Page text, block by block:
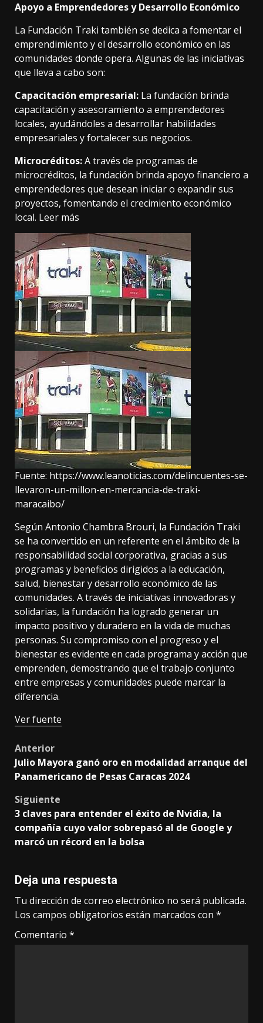
Apoyo a Emprendedores y Desarrollo Económico
La Fundación Traki también se dedica a fomentar el
emprendimiento y el desarrollo económico en las
comunidades donde opera. Algunas de las iniciativas
que lleva a cabo son:
Capacitación empresarial: La fundación brinda
capacitación y asesoramiento a emprendedores
locales, ayudándoles a desarrollar habilidades
empresariales y fortalecer sus negocios.
Microcréditos:A través de programas de
microcréditos, la fundación brinda apoyo financiero a
emprendedores que desean iniciar o expandir sus
proyectos, fomentando el crecimiento económico
local. Leer más
Fuente: https://www.leanoticias.com/delincuentes-se-
llevaron-un-millon-en-mercancia-de-traki-
maracaibo/
Según Antonio Chambra Brouri, la Fundación Traki
se ha convertido en un referente en el ámbito de la
responsabilidad social corporativa, gracias a sus
programas y beneficios dirigidos a la educación,
salud, bienestar y desarrollo económico de las
comunidades. A través de iniciativas innovadoras y
solidarias, la fundación ha logrado generar un
impacto positivo y duradero en la vida de muchas
personas. Su compromiso con el progreso y el
bienestar es evidente en cada programa y acción que
emprenden, demostrando que el trabajo conjunto
entre empresas y comunidades puede marcar la
diferencia.
Ver fuente
Post
navigation
Anterior
Julio Mayora ganó oro en modalidad arranque del
Panamericano de Pesas Caracas 2024
Siguiente
3 claves para entender el éxito de Nvidia, la
compañía cuyo valor sobrepasó al de Google y
marcó un récord en la bolsa
Deja una respuesta
Tu dirección de correo electrónico no será publicada.
Los campos obligatorios están marcados con *
Comentario *